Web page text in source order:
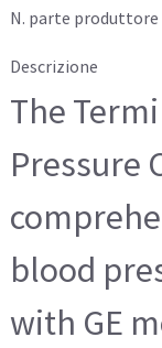
N. parte produttore
Descrizione
The
Pressure
blood
with GE